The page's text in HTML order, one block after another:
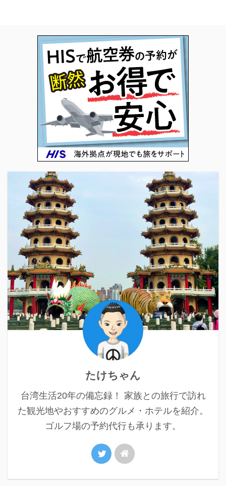
たけちゃん
台湾生活20年の備忘録！ 家族との旅行で訪れ
た観光地やおすすめのグルメ・ホテルを紹介。
ゴルフ場の予約代行も承ります。